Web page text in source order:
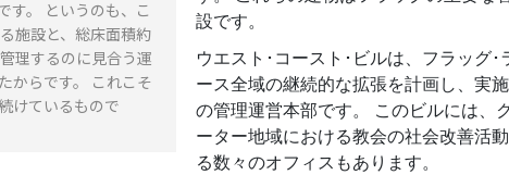
す。 というのも、こ
施設と、総床面積約
理するのに見合う運
からです。 これこそ
けているもので
設です。
ウエスト･コースト･ビルは、フラッグ･
ース全域の継続的な拡張を計画し、実
の管理運営本部です。 このビルには、
ーター地域における教会の社会改善活
る数々のオフィスもあります。